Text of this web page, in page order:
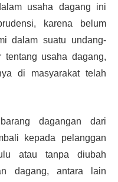
usaha dagang ini
karena belum
dalam suatu undang-
tentang usaha dagang,
di masyarakat telah
dagangan dari
kepada pelanggan
atau tanpa diubah
dagang, antara lain